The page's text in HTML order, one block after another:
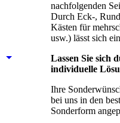
nachfolgenden
Durch Eck-,
Kästen für
usw.) lässt sich
Lassen Sie sich
individuelle
Ihre
bei uns in den
Sonderform